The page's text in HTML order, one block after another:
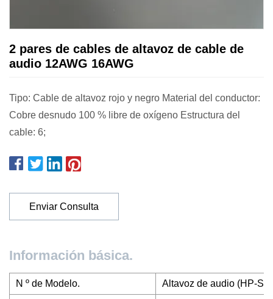
2 pares de cables de altavoz de cable de
audio 12AWG 16AWG
Tipo: Cable de altavoz rojo y negro Material del conductor:
Cobre desnudo 100 % libre de oxígeno Estructura del
cable: 6;
Enviar Consulta
Información básica.
N º de Modelo. Altavoz de audio (HP-